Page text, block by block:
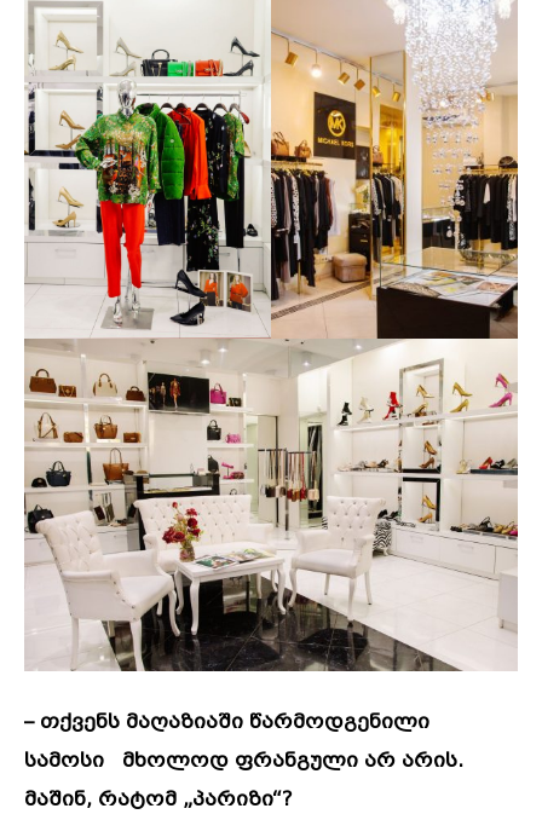
– თქვენს მაღაზიაში წარმოდგენილი
სამოსი
მხოლოდ ფრანგული არ არის.
მაშინ, რატომ „პარიზი“?